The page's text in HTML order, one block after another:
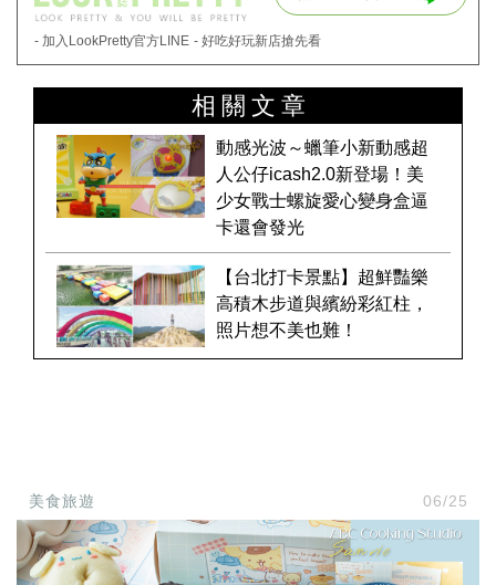
- 加入LookPretty官方LINE - 好吃好玩新店搶先看
相關文章
動感光波～蠟筆小新動感超
人公仔icash2.0新登場！美
少女戰士螺旋愛心變身盒逼
卡還會發光
【台北打卡景點】超鮮豔樂
高積木步道與繽紛彩紅柱，
照片想不美也難！
美食旅遊 06/25